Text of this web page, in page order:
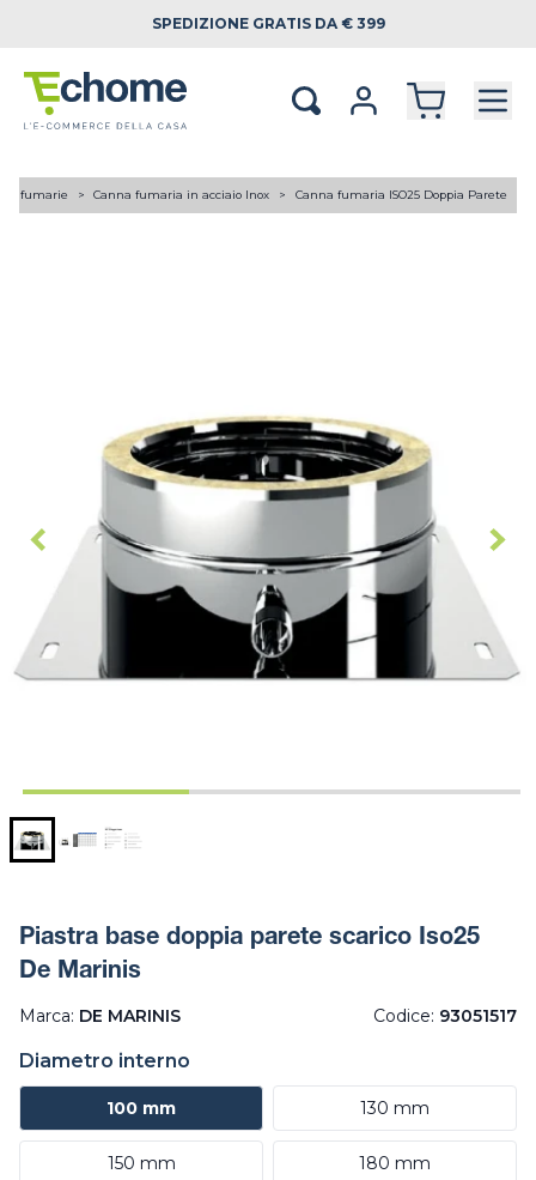
SPEDIZIONE GRATIS DA € 399
fumarie Canna fumaria in acciaio Inox Canna fumaria ISO25 Doppia Parete
Piastra base doppia parete scarico Iso25
De Marinis
Marca: DE MARINIS Codice: 93051517
Diametro interno
100 mm 130 mm
150 mm 180 mm